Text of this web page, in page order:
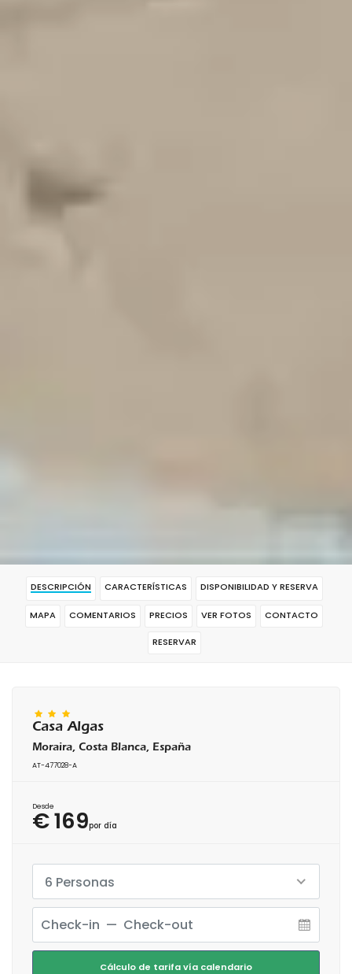
DESCRIPCIÓN CARACTERÍSTICAS DISPONIBILIDAD Y RESERVA
MAPA COMENTARIOS PRECIOS VER FOTOS CONTACTO
RESERVAR
Casa Algas
Moraira, Costa Blanca, España
AT-477028-A
Desde
€ 169por día
6 Personas
Cálculo de tarifa vía calendario